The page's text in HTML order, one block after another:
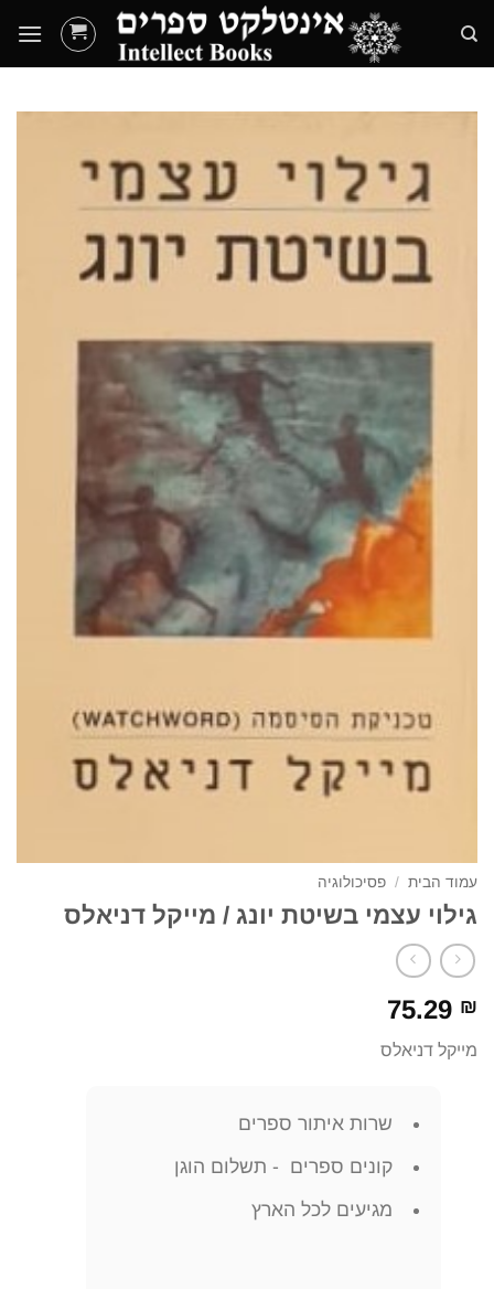
content
עמוד הבית / פסיכולוגיה
גילוי עצמי בשיטת יונג / מייקל דניאלס
75.29 ₪
מייקל דניאלס
שרות איתור ספרים
קונים ספרים - תשלום הוגן
מגיעים לכל הארץ